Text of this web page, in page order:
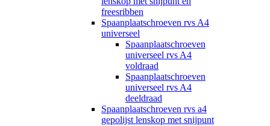
freesribben
Spaanplaatschroeven rvs A4
universeel
Spaanplaatschroeven
universeel rvs A4
voldraad
Spaanplaatschroeven
universeel rvs A4
deeldraad
Spaanplaatschroeven rvs a4
gepolijst lenskop met snijpunt